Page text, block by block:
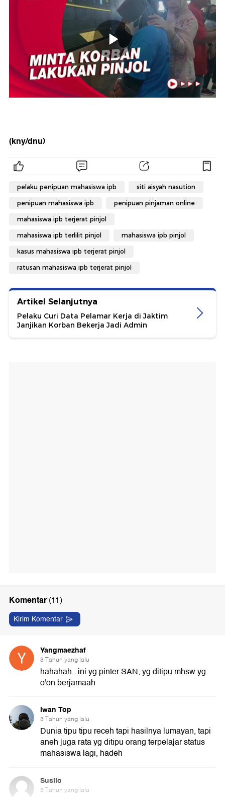
(kny/dnu)
pelaku penipuan mahasiswa ipb siti aisyah nasution
penipuan mahasiswa ipb penipuan pinjaman online
mahasiswa ipb terjerat pinjol
mahasiswa ipb terlilit pinjol mahasiswa ipb pinjol
kasus mahasiswa ipb terjerat pinjol
ratusan mahasiswa ipb terjerat pinjol
Artikel Selanjutnya
Pelaku Curi Data Pelamar Kerja di Jaktim
Janjikan Korban Bekerja Jadi Admin